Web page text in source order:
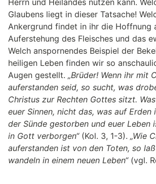
Herrn und Heilandes nützen kann.
Glaubens liegt in dieser Tatsache!
Ankergrund findet in ihr die Hoffnung
Auferstehung des Fleisches und das
Welch anspornendes Beispiel der
heiligen Leben finden wir so
Augen gestellt. „Brüder! Wenn ihr mit
auferstanden seid, so sucht, was
Christus zur Rechten Gottes sitzt.
euer Sinnen, nicht das, was auf Erden
der Sünde gestorben und euer Leben
in Gott verborgen“(Kol. 3, 1-3). „Wie
auferstanden ist von den Toten, so
wandeln in einem neuen Leben“(vgl.